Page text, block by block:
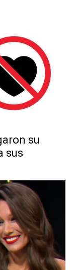
su
sus